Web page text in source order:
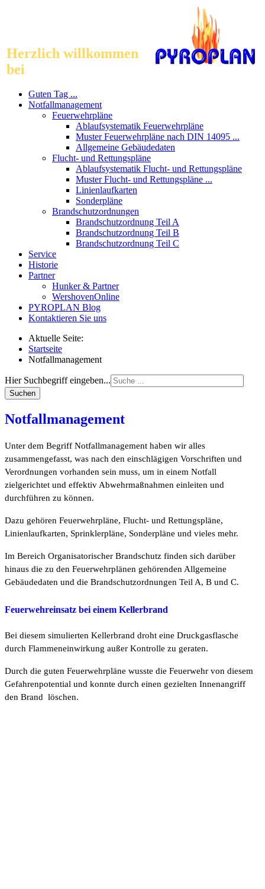
Herzlich willkommen
bei
Guten Tag ...
Notfallmanagement
Feuerwehrpläne
Ablaufsystematik Feuerwehrpläne
Muster Feuerwehrpläne nach DIN 14095 ...
Allgemeine Gebäudedaten
Flucht- und Rettungspläne
Ablaufsystematik Flucht- und Rettungspläne
Muster Flucht- und Rettungspläne ...
Linienlaufkarten
Sonderpläne
Brandschutzordnungen
Brandschutzordnung Teil A
Brandschutzordnung Teil B
Brandschutzordnung Teil C
Service
Historie
Partner
Hunker & Partner
WershovenOnline
PYROPLAN Blog
Kontaktieren Sie uns
Aktuelle Seite:
Startseite
Notfallmanagement
Hier Suchbegriff eingeben...
Suchen
Notfallmanagement
Unter dem Begriff Notfallmanagement haben wir alles
zusammengefasst, was nach den einschlägigen Vorschriften und
Verordnungen vorhanden sein muss, um in einem Notfall
zielgerichtet und effektiv Abwehrmaßnahmen einleiten und
durchführen zu können.
Dazu gehören Feuerwehrpläne, Flucht- und Rettungspläne,
Linienlaufkarten, Sprinklerpläne, Sonderpläne und vieles mehr.
Im Bereich Organisatorischer Brandschutz finden sich darüber
hinaus die zu den Feuerwehrplänen gehörenden Allgemeine
Gebäudedaten und die Brandschutzordnungen Teil A, B und C.
Feuerwehreinsatz bei einem Kellerbrand
Bei diesem simulierten Kellerbrand droht eine Druckgasflasche
durch Flammeneinwirkung außer Kontrolle zu geraten.
Durch die guten Feuerwehrpläne wusste die Feuerwehr von diesem
Gefahrenpotential und konnte durch einen gezielten Innenangriff
den Brand löschen.